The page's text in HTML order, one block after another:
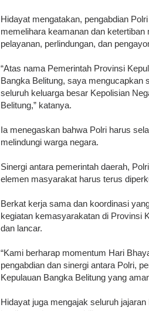
Hidayat mengatakan, pengabdian
memelihara keamanan dan
pelayanan, perlindungan, dan
“Atas nama Pemerintah Provinsi
Bangka Belitung, saya mengucapkan
seluruh keluarga besar Kepolisian
Belitung,” katanya.
Ia menegaskan bahwa Polri harus
melindungi warga negara.
Sinergi antara pemerintah daerah,
elemen masyarakat harus terus
Berkat kerja sama dan koordinasi
kegiatan kemasyarakatan di Provinsi
dan lancar.
“Kami berharap momentum Hari
pengabdian dan sinergi antara Polri,
Kepulauan Bangka Belitung yang
Hidayat juga mengajak seluruh